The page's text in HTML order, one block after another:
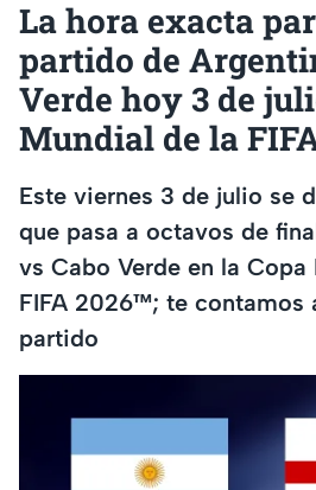
La hora exacta
partido de
Verde hoy 3 de
Mundial de la
Este viernes 3 de julio se
que pasa a octavos de
vs Cabo Verde en la
FIFA 2026™; te contamos
partido